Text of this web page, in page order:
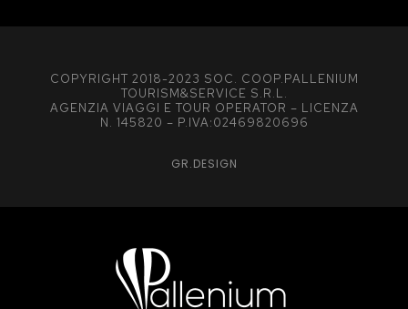
COPYRIGHT 2018-2023 SOC. COOP.PALLENIUM
TOURISM&SERVICE S.R.L.
AGENZIA VIAGGI E TOUR OPERATOR – LICENZA
N. 145820 – P.IVA:02469820696
GR.DESIGN